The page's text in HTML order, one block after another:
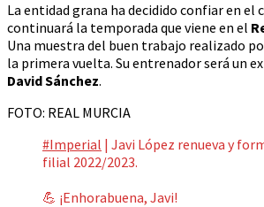
La entidad grana ha decidido confiar en el
continuará la temporada que viene en el
Una muestra del buen trabajo realizado
la primera vuelta. Su entrenador será un
David Sánchez.
FOTO: REAL MURCIA
#Imperial | Javi López renueva y
filial 2022/2023.
💪 ¡Enhorabuena, Javi!